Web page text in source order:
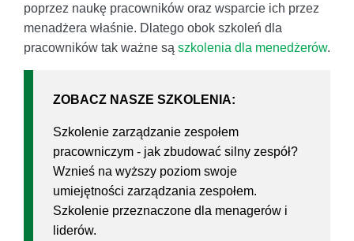
poprzez naukę pracowników oraz wsparcie ich przez
menadżera właśnie. Dlatego obok szkoleń dla
pracowników tak ważne są szkolenia dla menedżerów.
ZOBACZ NASZE SZKOLENIA:
Szkolenie zarządzanie zespołem
pracowniczym - jak zbudować silny zespół?
Wznieś na wyższy poziom swoje
umiejętności zarządzania zespołem.
Szkolenie przeznaczone dla menagerów i
liderów.